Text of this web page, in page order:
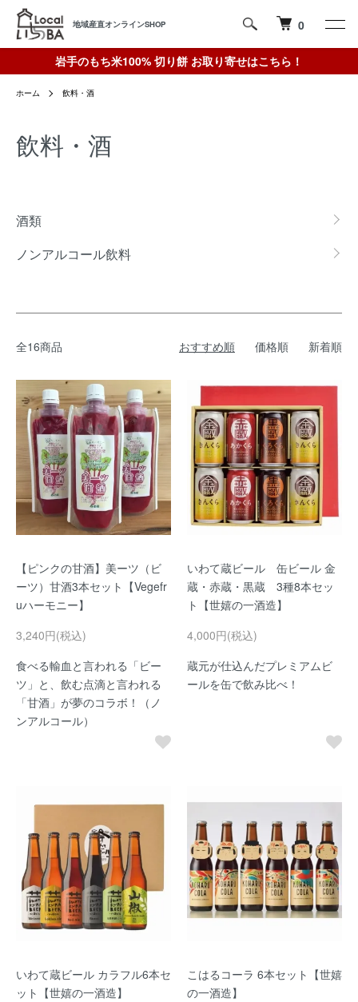
地域産直オンラインSHOP 0
岩手のもち米100% 切り餅 お取り寄せはこちら！
ホーム 飲料・酒
飲料・酒
酒類
ノンアルコール飲料
全16商品 おすすめ順 価格順 新着順
【ピンクの甘酒】美ーツ（ビ
ーツ）甘酒3本セット【Vegefr
uハーモニー】
3,240円(税込)
食べる輸血と言われる「ビー
ツ」と、飲む点滴と言われる
「甘酒」が夢のコラボ！（ノ
ンアルコール）
いわて蔵ビール 缶ビール 金
蔵・赤蔵・黒蔵 3種8本セッ
ト【世嬉の一酒造】
4,000円(税込)
蔵元が仕込んだプレミアムビ
ールを缶で飲み比べ！
いわて蔵ビール カラフル6本セ
ット【世嬉の一酒造】
こはるコーラ 6本セット【世嬉
の一酒造】